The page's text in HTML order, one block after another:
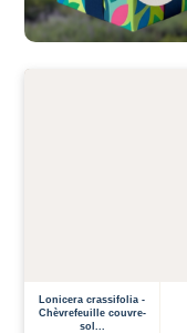
Lonicera crassifolia -
Chèvrefeuille couvre-
sol...